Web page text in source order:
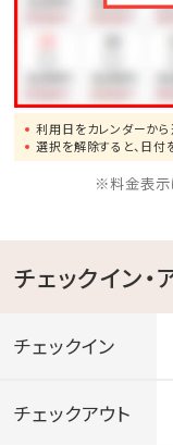
利用日をカレンダーから
選択を解除すると、日付
※料金表示
チェックイン・
チェックイン
チェックアウト